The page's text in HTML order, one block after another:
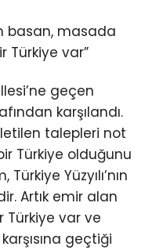
basan, masada
Türkiye var”
geçen
karşılandı.
talepleri not
Türkiye olduğunu
Yüzyılı’nın
Artık emir alan
Türkiye var ve
geçtiği